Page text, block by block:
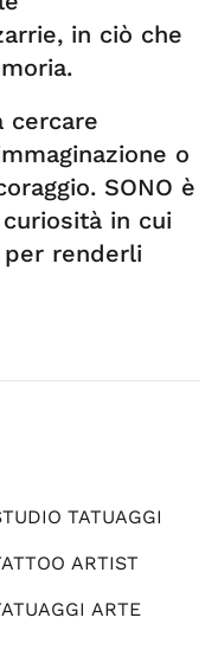
in ciò che
cercare
o
SONO è
in cui
renderli
TATUAGGI
ARTIST
ARTE